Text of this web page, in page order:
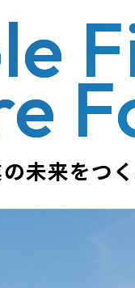
未来をつ